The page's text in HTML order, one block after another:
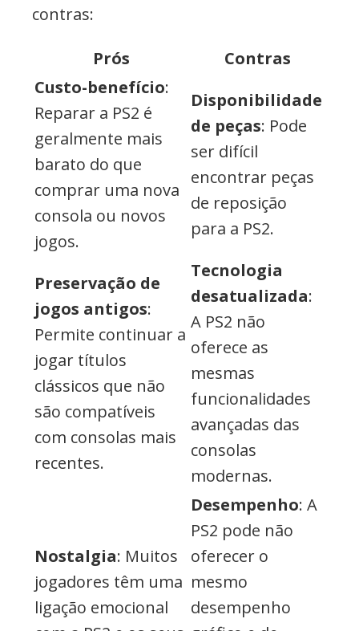
contras:
Prós
Contras
Custo-benefício:
Reparar a PS2 é
geralmente mais
barato do que
comprar uma nova
consola ou novos
jogos.
Disponibilidade
de peças: Pode
ser difícil
encontrar peças
de reposição
para a PS2.
Preservação de
jogos antigos:
Permite continuar a
jogar títulos
clássicos que não
são compatíveis
com consolas mais
recentes.
Tecnologia
desatualizada:
A PS2 não
oferece as
mesmas
funcionalidades
avançadas das
consolas
modernas.
Nostalgia: Muitos
jogadores têm uma
ligação emocional
Desempenho: A
PS2 pode não
oferecer o
mesmo
desempenho